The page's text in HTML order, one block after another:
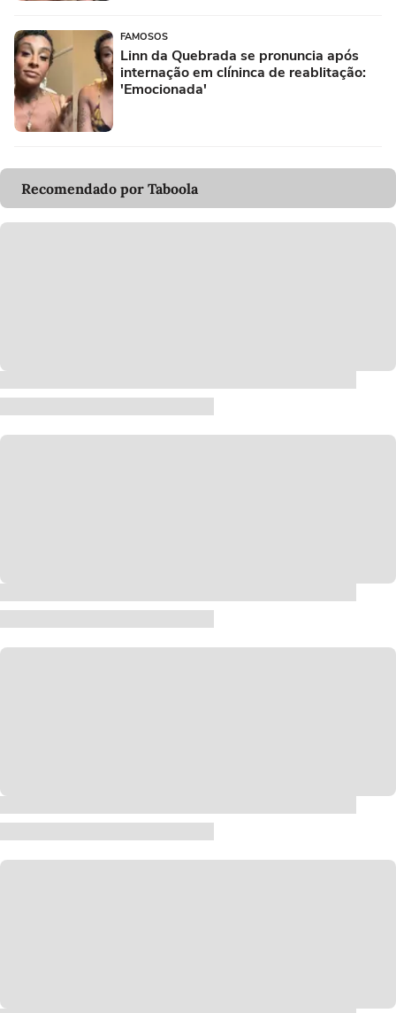
FAMOSOS
Linn da Quebrada se pronuncia após
internação em clíninca de reablitação:
'Emocionada'
Recomendado por Taboola